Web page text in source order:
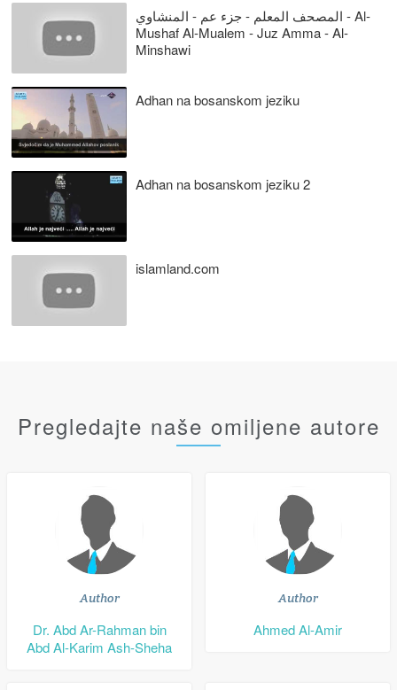
المصحف المعلم - جزء عم - المنشاوي - Al-
Mushaf Al-Mualem - Juz Amma - Al-
Minshawi
Adhan na bosanskom jeziku
Adhan na bosanskom jeziku 2
islamland.com
Pregledajte naše omiljene autore
Author
Dr. Abd Ar-Rahman bin
Abd Al-Karim Ash-Sheha
Author
Ahmed Al-Amir